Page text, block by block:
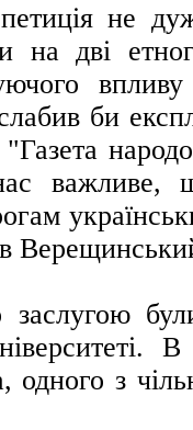
не
на дві
би
важливе,
з